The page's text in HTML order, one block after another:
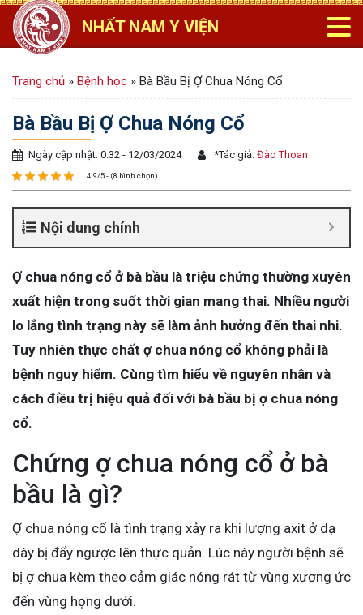
NHẤT NAM Y VIỆN
Trang chủ » Bệnh học » Bà Bầu Bị Ợ Chua Nóng Cổ
Bà Bầu Bị Ợ Chua Nóng Cổ
Ngày cập nhật: 0:32 - 12/03/2024 *Tác giả: Đào Thoan
4.9/5 - (8 bình chọn)
Nội dung chính
Ợ chua nóng cổ ở bà bầu là triệu chứng thường xuyên
xuất hiện trong suốt thời gian mang thai. Nhiều người
lo lắng tình trạng này sẽ làm ảnh hưởng đến thai nhi.
Tuy nhiên thực chất ợ chua nóng cổ không phải là
bệnh nguy hiểm. Cùng tìm hiểu về nguyên nhân và
cách điều trị hiệu quả đối với bà bầu bị ợ chua nóng
cổ.
Chứng ợ chua nóng cổ ở bà
bầu là gì?
Ợ chua nóng cổ là tình trạng xảy ra khi lượng axit ở dạ
dày bị đẩy ngược lên thực quản. Lúc này người bệnh sẽ
bị ợ chua kèm theo cảm giác nóng rát từ vùng xương ức
đến vùng họng dưới.